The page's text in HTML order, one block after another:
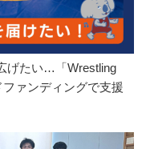
げたい…「Wrestling
ァンディングで支援